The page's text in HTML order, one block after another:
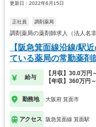
更新日：2022年6月15日
正社員 調剤薬局
調剤薬局の薬剤師求人（法人名
【阪急箕面線沿線/駅
ている薬局の常勤薬剤
給与
【月収】30.0万円
【年収】360万円
勤務地 大阪府 箕面市
アクセス 阪急箕面線 箕面駅